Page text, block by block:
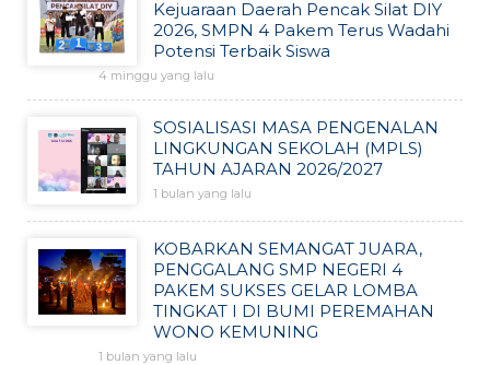
Kejuaraan Daerah Pencak Silat DIY
2026, SMPN 4 Pakem Terus Wadahi
Potensi Terbaik Siswa
4 minggu yang lalu
SOSIALISASI MASA PENGENALAN
LINGKUNGAN SEKOLAH (MPLS)
TAHUN AJARAN 2026/2027
1 bulan yang lalu
KOBARKAN SEMANGAT JUARA,
PENGGALANG SMP NEGERI 4
PAKEM SUKSES GELAR LOMBA
TINGKAT I DI BUMI PEREMAHAN
WONO KEMUNING
1 bulan yang lalu